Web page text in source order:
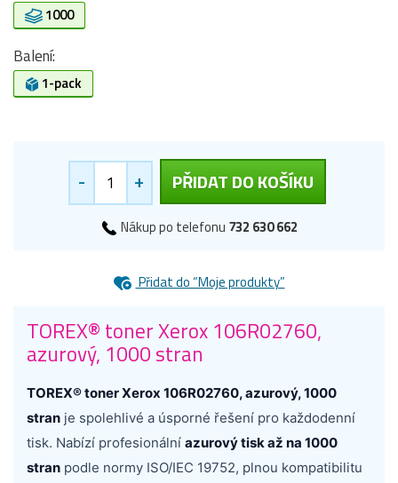
1000
Balení:
1-pack
- + PŘIDAT DO KOŠÍKU
Nákup po telefonu 732 630 662
Přidat do “Moje produkty”
TOREX® toner Xerox 106R02760,
azurový, 1000 stran
TOREX® toner Xerox 106R02760, azurový, 1000
stran je spolehlivé a úsporné řešení pro každodenní
tisk. Nabízí profesionální azurový tisk až na 1000
stran podle normy ISO/IEC 19752, plnou kompatibilitu